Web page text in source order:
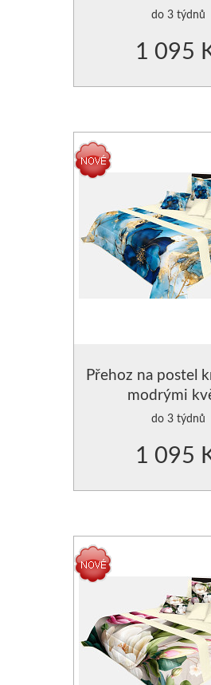
do 3 týdnů
1 095
Přehoz na postel
modrými
do 3 týdnů
1 095